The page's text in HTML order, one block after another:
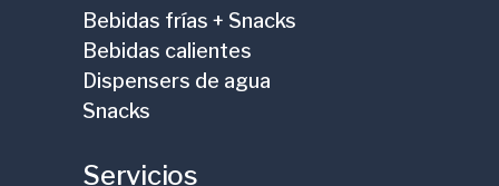
Bebidas frías + Snacks
Bebidas calientes
Dispensers de agua
Snacks
Servicios